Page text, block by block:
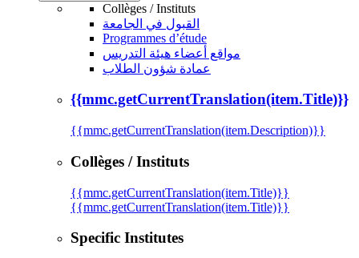
Collèges / Instituts
القبول في الجامعة
Programmes d’étude
مواقع أعضاء هيئة التدريس
عمادة شؤون الطلاب
{{mmc.getCurrentTranslation(item.Title)}}
{{mmc.getCurrentTranslation(item.Description)}}
Collèges / Instituts
{{mmc.getCurrentTranslation(item.Title)}}
{{mmc.getCurrentTranslation(item.Title)}}
Specific Institutes